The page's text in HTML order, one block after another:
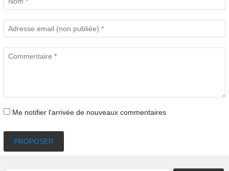
Me notifier l'arrivée de nouveaux commentaires
PROPOSER